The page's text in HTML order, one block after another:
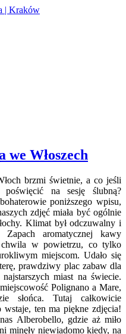
we Włoszech
brzmi świetnie, a co jeśli
na sesję ślubną?
poniższego wpisu,
zdjęć miała być ogólnie
Klimat był odczuwalny i
Zapach aromatycznej kawy
w powietrzu, co tylko
miejscom. Udało się
prawdziwy plac zabaw dla
miast na świecie.
Polignano a Mare,
słońca. Tutaj całkowicie
wstaje, ten ma piękne zdjęcia!
Alberobello, gdzie aż miło
minęły niewiadomo kiedy, na